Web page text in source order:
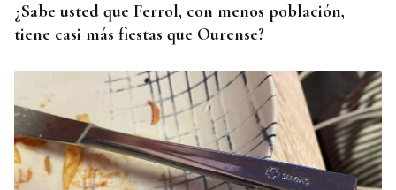
¿Sabe usted que Ferrol, con menos población,
tiene casi más fiestas que Ourense?